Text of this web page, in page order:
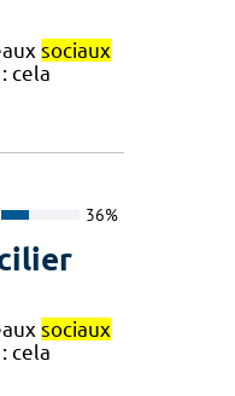
sociaux
cela
36%
sociaux
cela